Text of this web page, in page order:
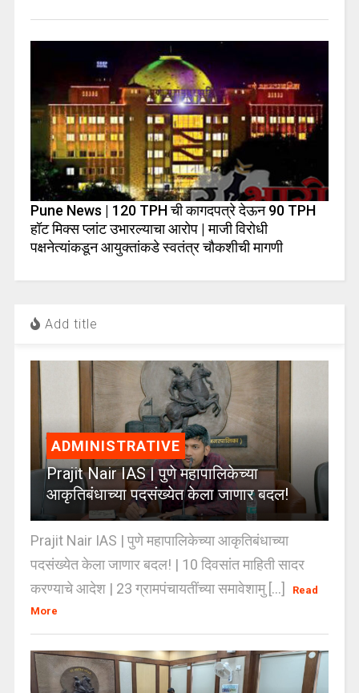
Pune News | 120 TPH ची कागदपत्रे देऊन 90 TPH
हॉट मिक्स प्लांट उभारल्याचा आरोप | माजी विरोधी
पक्षनेत्यांकडून आयुक्तांकडे स्वतंत्र चौकशीची मागणी
Add title
ADMINISTRATIVE
Prajit Nair IAS | पुणे महापालिकेच्या
आकृतिबंधाच्या पदसंख्येत केला जाणार बदल!
Prajit Nair IAS | पुणे महापालिकेच्या आकृतिबंधाच्या
पदसंख्येत केला जाणार बदल! | 10 दिवसांत माहिती सादर
करण्याचे आदेश | 23 ग्रामपंचायतींच्या समावेशामु [...]
Read
More